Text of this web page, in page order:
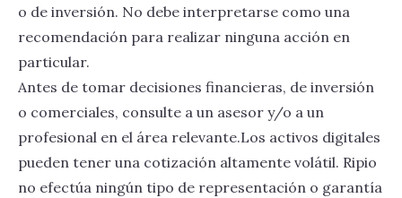
o de inversión. No debe interpretarse como una
recomendación para realizar ninguna acción en
particular.
Antes de tomar decisiones financieras, de inversión
o comerciales, consulte a un asesor y/o a un
profesional en el área relevante.Los activos digitales
pueden tener una cotización altamente volátil. Ripio
no efectúa ningún tipo de representación o garantía